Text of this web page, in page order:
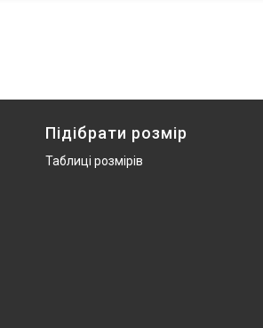
Підібрати розмір
Таблиці розмірів